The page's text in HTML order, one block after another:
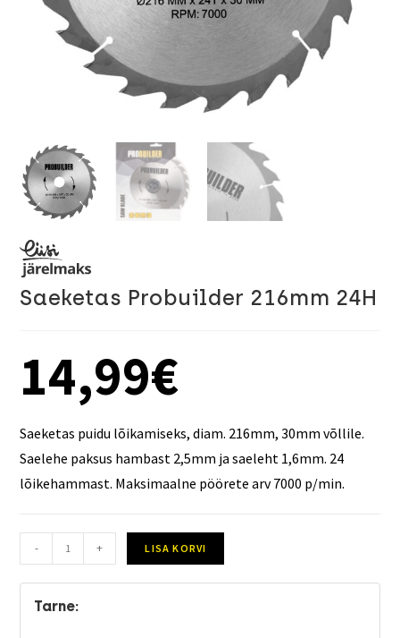
Saeketas Probuilder 216mm 24H
14,99€
Saeketas puidu lõikamiseks, diam. 216mm, 30mm võllile.
Saelehe paksus hambast 2,5mm ja saeleht 1,6mm. 24
lõikehammast. Maksimaalne pöörete arv 7000 p/min.
- + LISA KORVI
Tarne: